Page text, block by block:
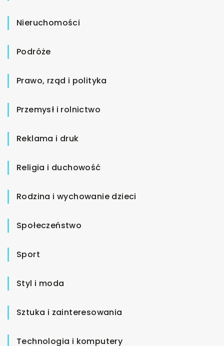
Nieruchomości
Podróże
Prawo, rząd i polityka
Przemysł i rolnictwo
Reklama i druk
Religia i duchowość
Rodzina i wychowanie dzieci
Społeczeństwo
Sport
Styl i moda
Sztuka i zainteresowania
Technologia i komputery